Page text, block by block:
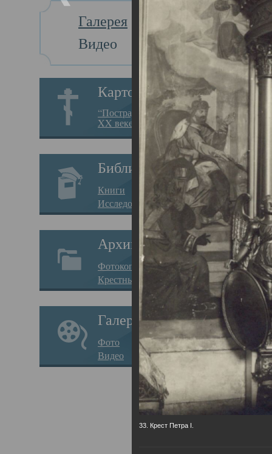
Галерея
Видео
Картотека
“Пострадавшие за веру в
XX веке на Севере”
Библиотека
Книги
Исследования
Архив
Фотокопии дел
Крестные ходы
Галерея
Фото
Видео
Главная
33. Крест Петра I.